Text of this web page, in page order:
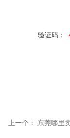
验证码：
上一个： 东莞哪里